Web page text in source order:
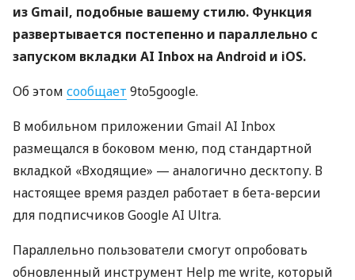
из Gmail, подобные вашему стилю. Функция
развертывается постепенно и параллельно с
запуском вкладки AI Inbox на Android и iOS.
Об этом сообщает 9to5google.
В мобильном приложении Gmail AI Inbox
размещался в боковом меню, под стандартной
вкладкой «Входящие» — аналогично десктопу. В
настоящее время раздел работает в бета-версии
для подписчиков Google AI Ultra.
Параллельно пользователи смогут опробовать
обновленный инструмент Help me write, который